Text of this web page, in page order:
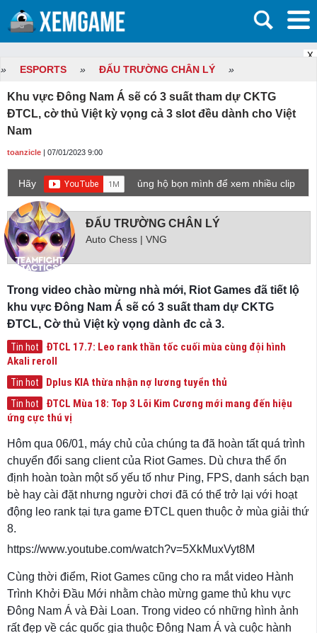
X
» ESPORTS » ĐẤU TRƯỜNG CHÂN LÝ »
Khu vực Đông Nam Á sẽ có 3 suất tham dự CKTG
ĐTCL, cờ thủ Việt kỳ vọng cả 3 slot đều dành cho Việt
Nam
toanzicle | 07/01/2023 9:00
Hãy
ủng hộ bọn mình để xem nhiều clip
game mới hơn nhé!
ĐẤU TRƯỜNG CHÂN LÝ
Auto Chess | VNG
Trong video chào mừng nhà mới, Riot Games đã tiết lộ
khu vực Đông Nam Á sẽ có 3 suất tham dự CKTG
ĐTCL, Cờ thủ Việt kỳ vọng dành đc cả 3.
Tin hot
ĐTCL 17.7: Leo rank thần tốc cuối mùa cùng đội hình
Akali reroll
Tin hot Dplus KIA thừa nhận nợ lương tuyển thủ
Tin hot
ĐTCL Mùa 18: Top 3 Lõi Kim Cương mới mang đến hiệu
ứng cực thú vị
Hôm qua 06/01, máy chủ của chúng ta đã hoàn tất quá trình
chuyển đổi sang client của Riot Games. Dù chưa thể ổn
định hoàn toàn một số yếu tố như Ping, FPS, danh sách bạn
bè hay cài đặt nhưng người chơi đã có thể trở lại với hoạt
động leo rank tại tựa game ĐTCL quen thuộc ở mùa giải thứ
8.
https://www.youtube.com/watch?v=5XkMuxVyt8M
Cùng thời điểm, Riot Games cũng cho ra mắt video Hành
Trình Khởi Đầu Mới nhằm chào mừng game thủ khu vực
Đông Nam Á và Đài Loan. Trong video có những hình ảnh
rất đẹp về các quốc gia thuộc Đông Nam Á và cuộc hành